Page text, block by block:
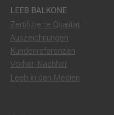
LEEB BALKONE
Zertifizierte Qualität
Auszeichnungen
Kundenreferenzen
Vorher-Nachher
Leeb in den Medien